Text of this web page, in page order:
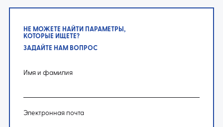
НЕ МОЖЕТЕ НАЙТИ ПАРАМЕТРЫ,
КОТОРЫЕ ИЩЕТЕ?
ЗАДАЙТЕ НАМ ВОПРОС
Имя и фамилия
Электронная почта